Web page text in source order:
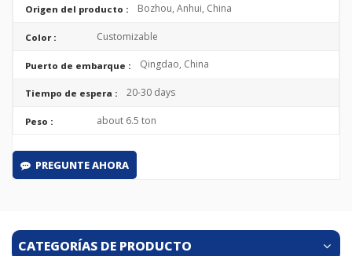
Origen del producto : Bozhou, Anhui, China
Color : Customizable
Puerto de embarque : Qingdao, China
Tiempo de espera : 20-30 days
Peso : about 6.5 ton
PREGUNTE AHORA
CATEGORÍAS DE PRODUCTO